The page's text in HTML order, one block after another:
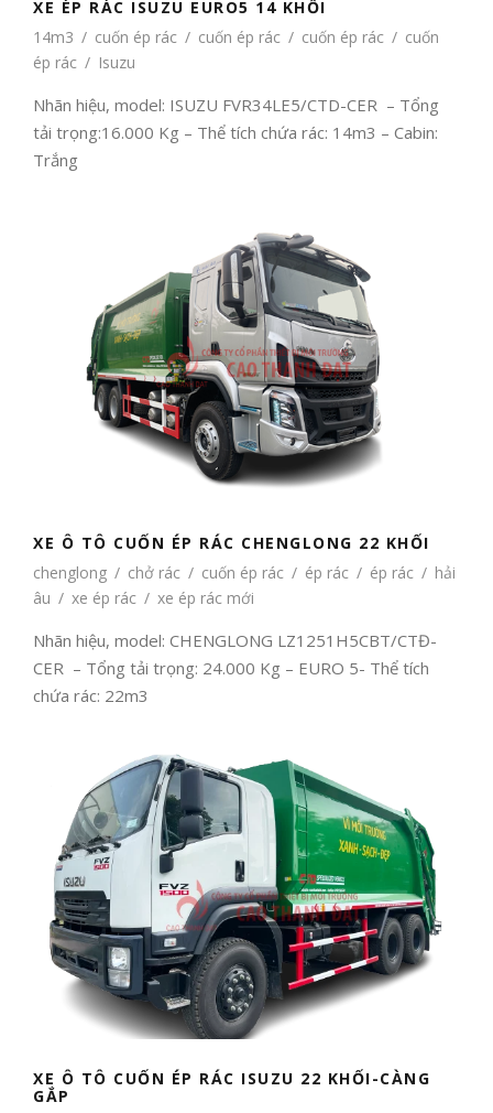
XE ÉP RÁC ISUZU EURO5 14 KHỐI
14m3 / cuốn ép rác / cuốn ép rác / cuốn ép rác / cuốn
ép rác / Isuzu
Nhãn hiệu, model: ISUZU FVR34LE5/CTD-CER – Tổng
tải trọng:16.000 Kg – Thể tích chứa rác: 14m3 – Cabin:
Trắng
XE Ô TÔ CUỐN ÉP RÁC CHENGLONG 22 KHỐI
chenglong / chở rác / cuốn ép rác / ép rác / ép rác / hải
âu / xe ép rác / xe ép rác mới
Nhãn hiệu, model: CHENGLONG LZ1251H5CBT/CTĐ-
CER – Tổng tải trọng: 24.000 Kg – EURO 5- Thể tích
chứa rác: 22m3
XE Ô TÔ CUỐN ÉP RÁC ISUZU 22 KHỐI-CÀNG
GẮP